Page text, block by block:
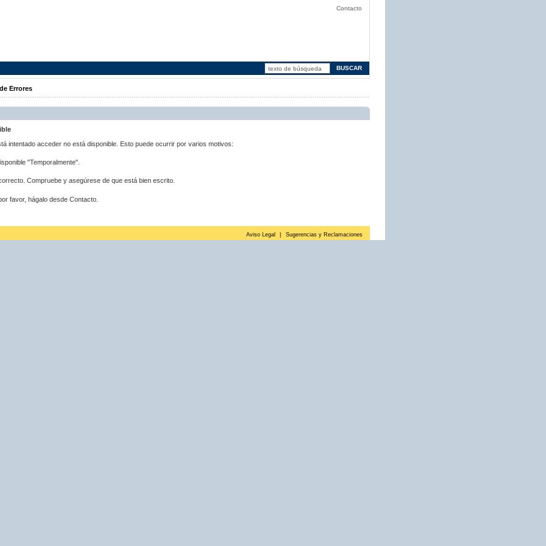
Contacto
Errores
intentado acceder no está disponible. Esto puede ocurrir por varios motivos:
"Temporalmente".
Compruebe y asegúrese de que está bien escrito.
favor, hágalo desde Contacto.
Aviso Legal Sugerencias y Reclamaciones